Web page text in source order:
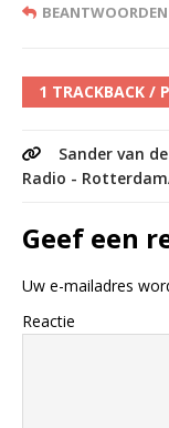
BEANTWOORDEN
1 TRACKBACK /
Sander van
Radio -
Geef een
Uw e-mailadres
Reactie